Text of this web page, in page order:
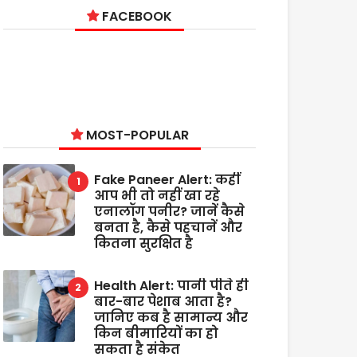
FACEBOOK
MOST-POPULAR
Fake Paneer Alert: कहीं
आप भी तो नहीं खा रहे
एनालॉग पनीर? जानें कैसे
बनता है, कैसे पहचानें और
कितना सुरक्षित है
Health Alert: पानी पीते ही
बार-बार पेशाब आता है?
जानिए कब है सामान्य और
किन बीमारियों का हो
सकता है संकेत